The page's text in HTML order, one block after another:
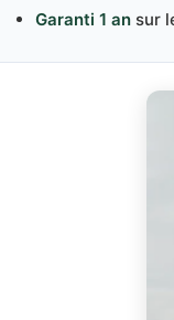
Garanti 1 an sur